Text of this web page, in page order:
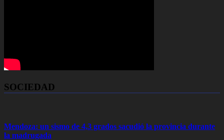
SOCIEDAD
Mendoza: un sismo de 4,3 grados sacudió la provincia durante
la madrugada